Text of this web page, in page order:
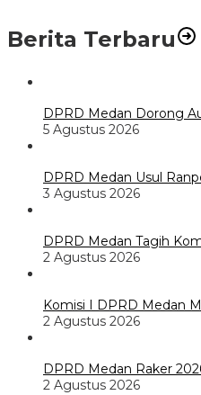
Berita Terbaru
DPRD Medan Dorong
5 Agustus 2026
DPRD Medan Usul
3 Agustus 2026
DPRD Medan Tagih
2 Agustus 2026
Komisi I DPRD Medan
2 Agustus 2026
DPRD Medan Raker
2 Agustus 2026